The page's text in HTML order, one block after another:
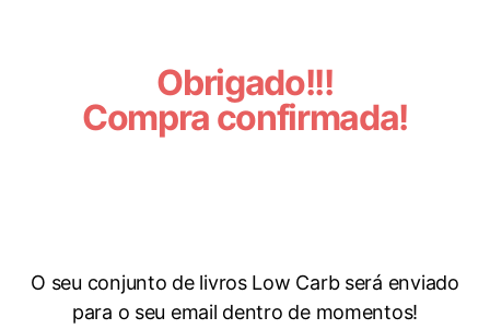
Obrigado!!!
Compra confirmada!
O seu conjunto de livros Low Carb será enviado
para o seu email dentro de momentos!